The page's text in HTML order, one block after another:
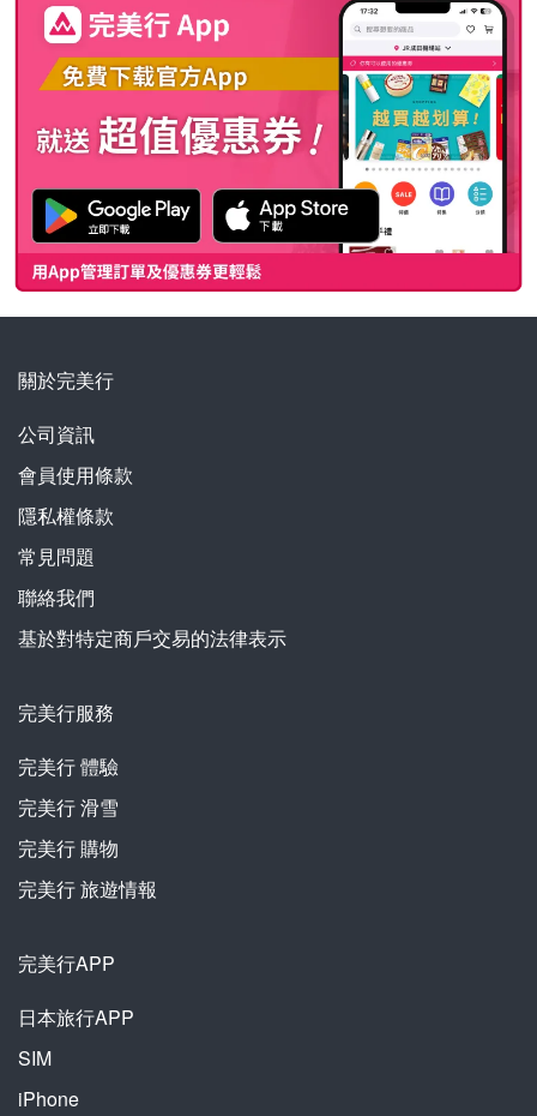
關於完美行
公司資訊
會員使用條款
隱私權條款
常見問題
聯絡我們
基於對特定商戶交易的法律表示
完美行服務
完美行體驗
完美行滑雪
完美行購物
完美行旅遊情報
完美行APP
日本旅行APP
SIM
iPhone